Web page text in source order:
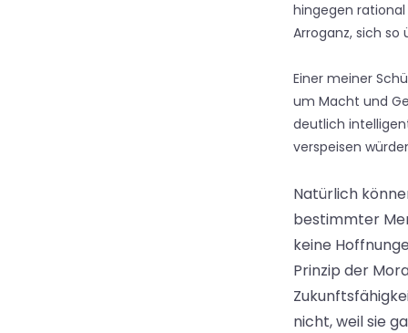
hingegen
Arroganz, sich so
Einer meiner
um Macht und
deutlich
verspeisen
Natürlich
bestimmter
keine
Prinzip der
nicht, weil sie